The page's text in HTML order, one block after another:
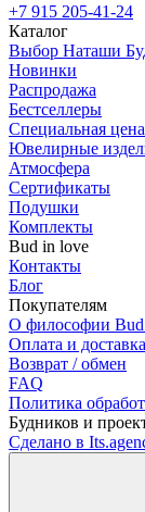
+7 915 205-41-24
Каталог
Выбор Наташи
Новинки
Распродажа
Бестселлеры
Специальная цена
Ювелирные
Атмосфера
Сертификаты
Подушки
Комплекты
Bud in love
Контакты
Блог
Покупателям
О философии
Оплата и доставка
Возврат / обмен
FAQ
Политика
Будников и
Сделано в